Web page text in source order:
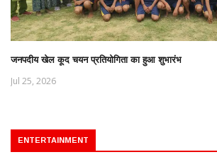
जनपदीय खेल कूद चयन प्रतियोगिता का हुआ शुभारंभ
Jul 25, 2026
ENTERTAINMENT